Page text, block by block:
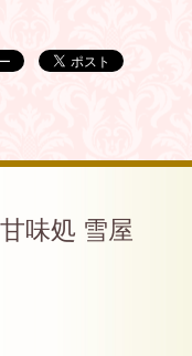
味処 雪屋